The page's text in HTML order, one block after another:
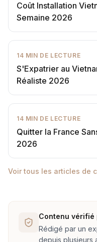
Coût Installation
Semaine 2026
14 MIN DE LECTURE
S'Expatrier au
Réaliste 2026
14 MIN DE LECTURE
Quitter la France
2026
Voir tous les articles de
Contenu vérifié
Rédigé par un
depuis plusieurs